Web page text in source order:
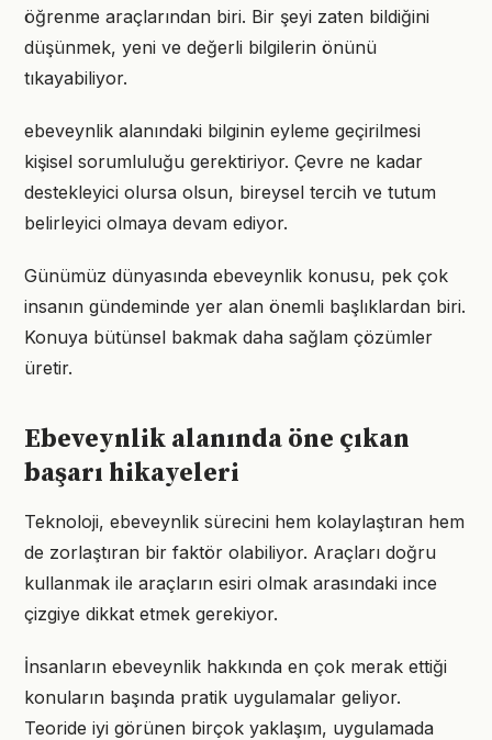
öğrenme araçlarından biri. Bir şeyi zaten bildiğini
düşünmek, yeni ve değerli bilgilerin önünü
tıkayabiliyor.
ebeveynlik alanındaki bilginin eyleme geçirilmesi
kişisel sorumluluğu gerektiriyor. Çevre ne kadar
destekleyici olursa olsun, bireysel tercih ve tutum
belirleyici olmaya devam ediyor.
Günümüz dünyasında ebeveynlik konusu, pek çok
insanın gündeminde yer alan önemli başlıklardan biri.
Konuya bütünsel bakmak daha sağlam çözümler
üretir.
Ebeveynlik alanında öne çıkan
başarı hikayeleri
Teknoloji, ebeveynlik sürecini hem kolaylaştıran hem
de zorlaştıran bir faktör olabiliyor. Araçları doğru
kullanmak ile araçların esiri olmak arasındaki ince
çizgiye dikkat etmek gerekiyor.
İnsanların ebeveynlik hakkında en çok merak ettiği
konuların başında pratik uygulamalar geliyor.
Teoride iyi görünen birçok yaklaşım, uygulamada